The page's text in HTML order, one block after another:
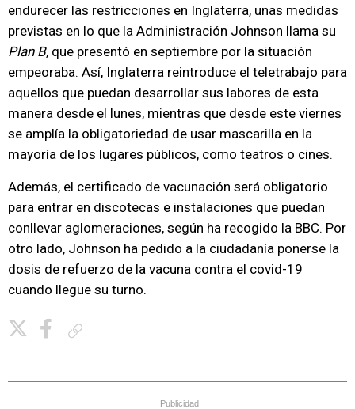
endurecer las restricciones en Inglaterra, unas medidas
previstas en lo que la Administración Johnson llama su
Plan B, que presentó en septiembre por la situación
empeoraba. Así, Inglaterra reintroduce el teletrabajo para
aquellos que puedan desarrollar sus labores de esta
manera desde el lunes, mientras que desde este viernes
se amplía la obligatoriedad de usar mascarilla en la
mayoría de los lugares públicos, como teatros o cines.
Además, el certificado de vacunación será obligatorio
para entrar en discotecas e instalaciones que puedan
conllevar aglomeraciones, según ha recogido la BBC. Por
otro lado, Johnson ha pedido a la ciudadanía ponerse la
dosis de refuerzo de la vacuna contra el covid-19
cuando llegue su turno.
Publicidad